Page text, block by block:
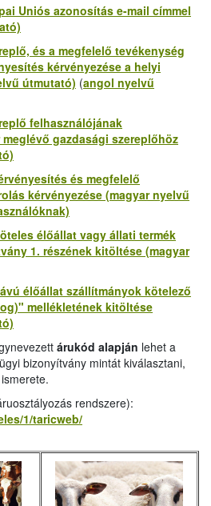
Uniós azonosítás e-mail címmel
és a megfelelő tevékenység
kérvényezése a helyi
útmutató) (angol nyelvű
felhasználójának
gazdasági szereplőhöz
és megfelelő
kérvényezése (magyar nyelvű
élőállat vagy állati termék
1. részének kitöltése (magyar
élőállat szállítmányok kötelező
)" mellékletének kitöltése
árukód alapján lehet a
bizonyítvány mintát kiválasztani,
rendszere):
1/taricweb/